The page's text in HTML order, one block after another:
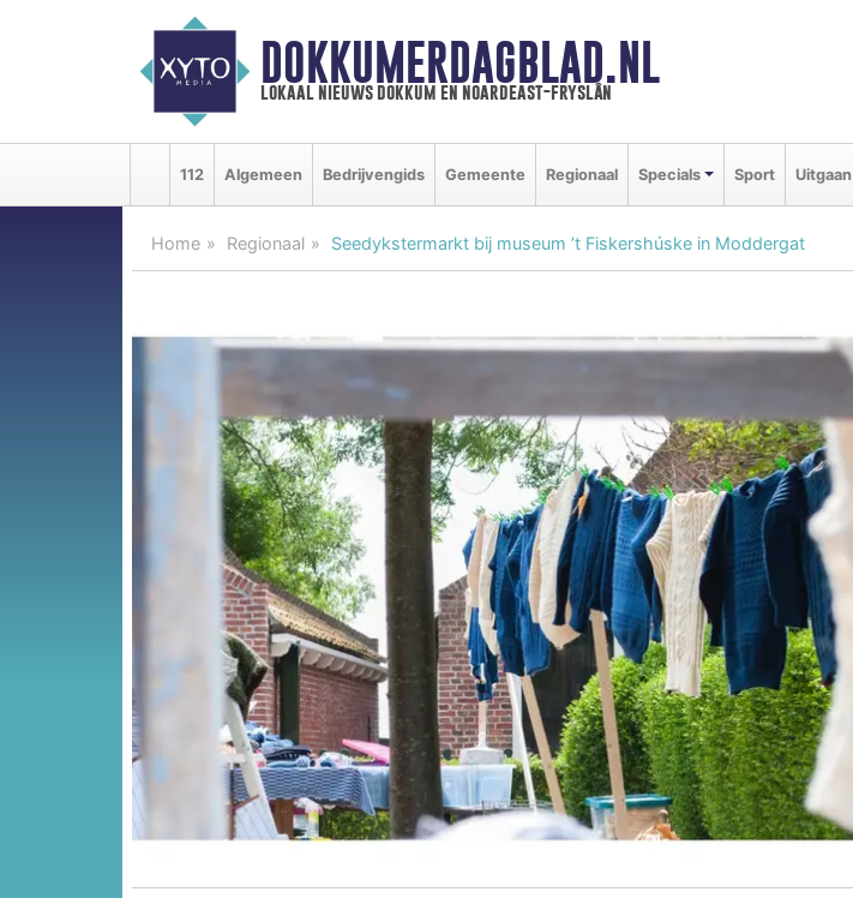
DOKKUMERDAGBLAD.NL
lokaal nieuws dokkum en noardeast-fryslân
112 Algemeen Bedrijvengids Gemeente Regionaal Specials Sport Uitgaan
Home Regionaal Seedykstermarkt bij museum ’t Fiskershúske in Moddergat